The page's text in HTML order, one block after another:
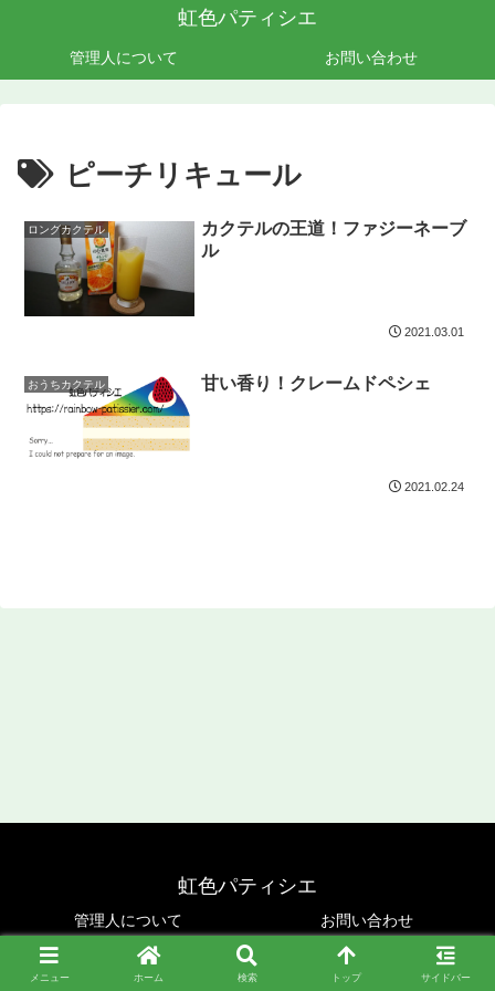
虹色パティシエ
管理人について お問い合わせ
ピーチリキュール
ロングカクテル
カクテルの王道！ファジーネーブ
ル
2021.03.01
おうちカクテル 甘い香り！クレームドペシェ
2021.02.24
虹色パティシエ
管理人について お問い合わせ
Copyright © 2019-2026 虹色パティシエ All Rights Reserved.
メニュー ホーム 検索 トップ サイドバー